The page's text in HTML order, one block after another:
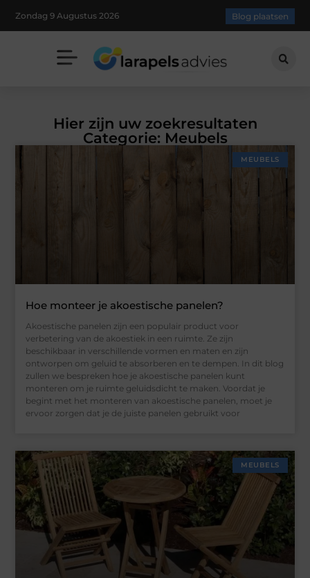
Zondag 9 Augustus 2026 Blog plaatsen
Hier zijn uw zoekresultaten
Categorie: Meubels
MEUBELS
Hoe monteer je akoestische panelen?
Akoestische panelen zijn een populair product voor
verbetering van de akoestiek in een ruimte. Ze zijn
beschikbaar in verschillende vormen en maten en zijn
ontworpen om geluid te absorberen en te dempen. In dit blog
zullen we bespreken hoe je akoestische panelen kunt
monteren om je ruimte geluidsdicht te maken. Voordat je
begint met het monteren van akoestische panelen, moet je
ervoor zorgen dat je de juiste panelen gebruikt voor
MEUBELS